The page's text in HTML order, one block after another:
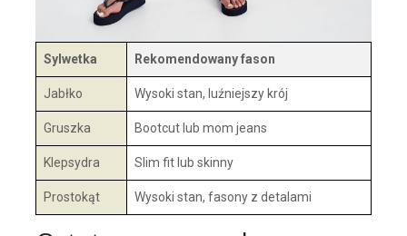
Sylwetka Rekomendowany fason
Jabłko Wysoki stan, luźniejszy krój
Gruszka Bootcut lub mom jeans
Klepsydra Slim fit lub skinny
Prostokąt Wysoki stan, fasony z detalami